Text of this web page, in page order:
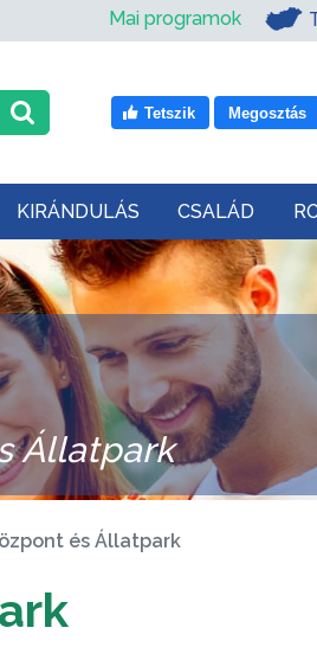
Mai programok
Tetszik Megosztás
KIRÁNDULÁS CSALÁD
Állatpark
és Állatpark